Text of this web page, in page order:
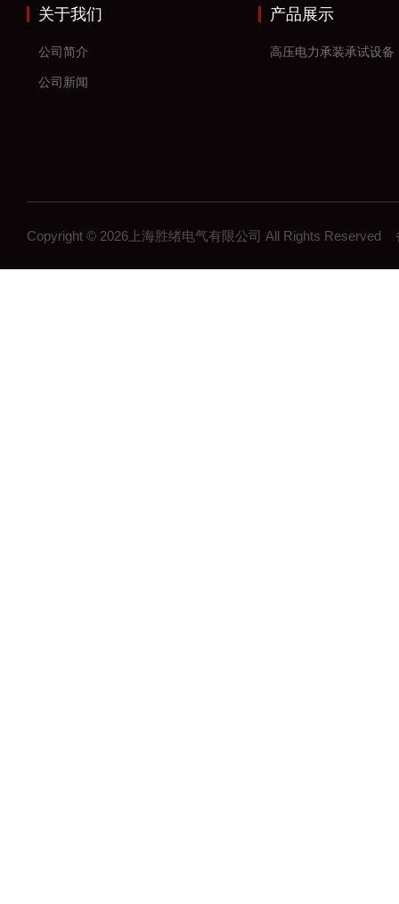
关于我们
公司简介
公司新闻
产品展示
高压电力承装承试设备
Copyright © 2026上海胜绪电气有限公司 All Rights Reserved